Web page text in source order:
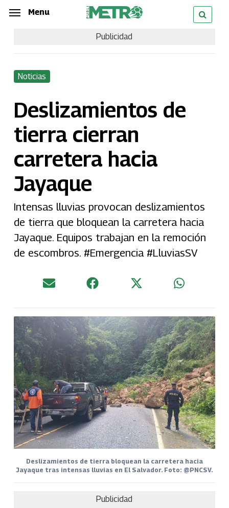
Skip
content
Menu
Publicidad
Noticias
Deslizamientos de
tierra cierran
carretera hacia
Jayaque
Intensas lluvias provocan deslizamientos
de tierra que bloquean la carretera hacia
Jayaque. Equipos trabajan en la remoción
de escombros. #Emergencia #LluviasSV
Deslizamientos de tierra bloquean la carretera hacia
Jayaque tras intensas lluvias en El Salvador. Foto: @PNCSV.
Publicidad
Menu